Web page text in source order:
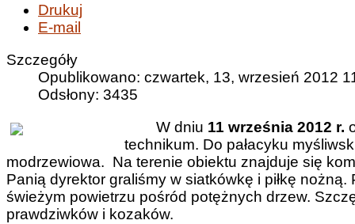
Drukuj
E-mail
Szczegóły
Opublikowano: czwartek, 13, wrzesień 2012
Odsłony: 3435
W dniu 11 września 2012 r.
technikum. Do pałacyku
modrzewiowa. Na terenie obiektu znajduje się
Panią dyrektor graliśmy w siatkówkę i piłkę
świeżym powietrzu pośród potężnych drzew.
prawdziwków i kozaków.